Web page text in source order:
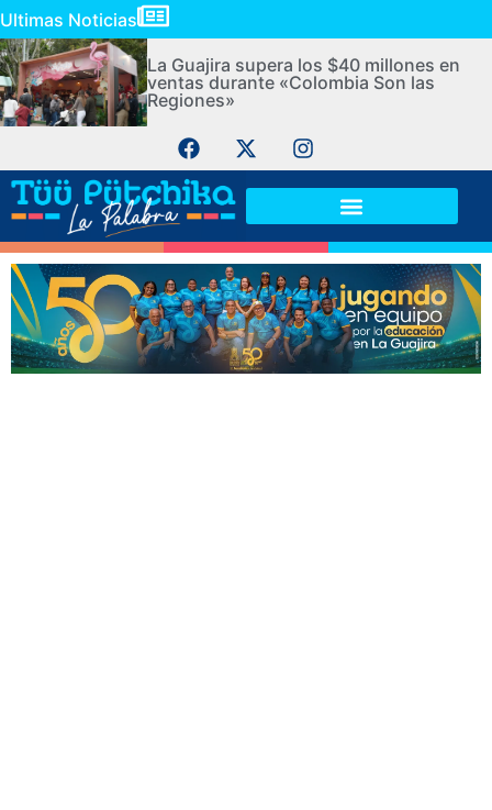
Ultimas Noticias
La Guajira supera los $40 millones en
ventas durante «Colombia Son las
Regiones»